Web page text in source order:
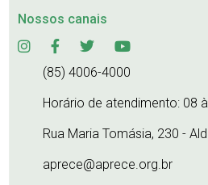
Nossos canais
(85) 4006-4000
Horário de atendimento: 08
Rua Maria Tomásia, 230 -
aprece@aprece.org.br